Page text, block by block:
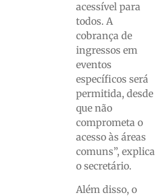
acessível para
todos. A
cobrança de
ingressos em
eventos
específicos será
permitida, desde
que não
comprometa o
acesso às áreas
comuns”, explica
o secretário.
Além disso, o